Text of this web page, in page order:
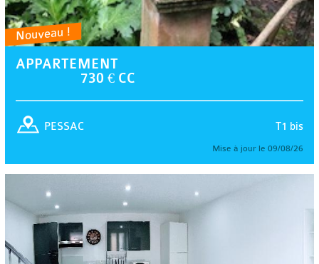
Nouveau !
APPARTEMENT
730 € CC
T1 bis
PESSAC
Mise à jour le 09/08/26